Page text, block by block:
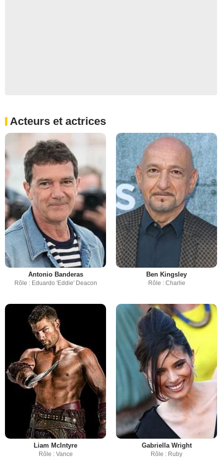
Acteurs et actrices
Antonio Banderas
Rôle : Eduardo 'Eddie' Deacon
Ben Kingsley
Rôle : Charlie
Liam McIntyre
Rôle : Vance
Gabriella Wright
Rôle : Ruby